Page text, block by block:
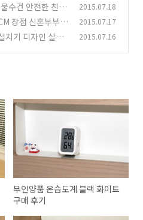
수건 안전한 친환
2015.07.18
장점 신혼부부
2015.07.17
치기 디자인 살펴
2015.07.16
무인양품 온습도계 블랙 화이트
구매 후기